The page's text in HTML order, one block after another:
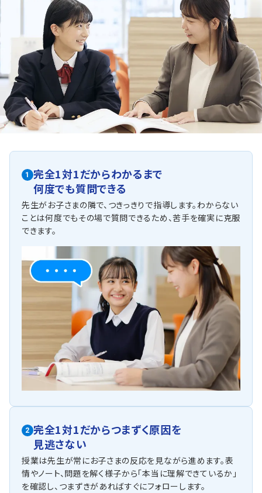
歌敷山中では過去の単元を含んだ問題や、難易度の高い
問題も多く出題されます。テスト範囲も広いため、計画的な
テスト対策をすることが重要です。トライでは一人ひとりに
合わせたカリキュラム・自習のスケジュールを作成し、マン
ツーマンでサポートします。
神陵台中学校
神陵台中は学校で扱った問題やその類題が出題されるた
め、学校の復習をすることが成績アップのポイントです。テ
スト本番で確実に得点できるよう、トライでは学校の授業で
わからなかった問題をわかるまでつきっきりでサポートしま
す。
他にも以下の学校に対応しています
1
完全1対1だからわかるまで
何度でも質問できる
先生がお子さまの隣で、つきっきりで指導します。わからない
ことは何度でもその場で質問できるため、苦手を確実に克服
できます。
2 完全1対1だからつまずく原因を
見逃さない
授業は先生が常にお子さまの反応を見ながら進めます。表
情やノート、問題を解く様子から「本当に理解できているか」
を確認し、つまずきがあればすぐにフォローします。